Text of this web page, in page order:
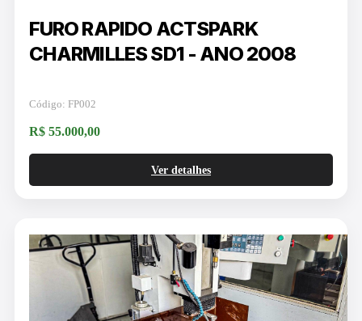
FURO RAPIDO ACTSPARK
CHARMILLES SD1 - ANO 2008
Código: FP002
R$ 55.000,00
Ver detalhes